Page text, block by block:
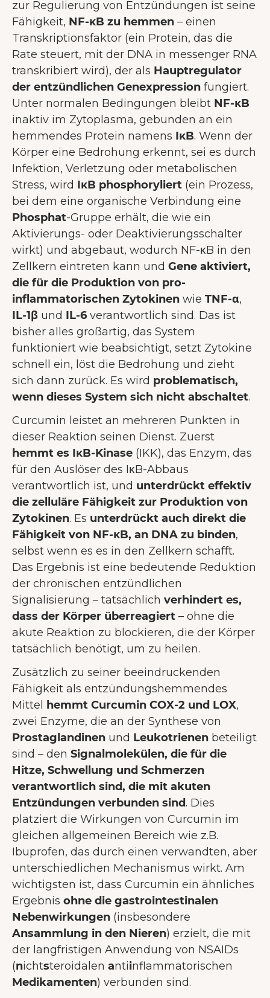
zur Regulierung von Entzündungen ist seine
Fähigkeit, NF-κB zu hemmen – einen
Transkriptionsfaktor (ein Protein, das die
Rate steuert, mit der DNA in messenger RNA
transkribiert wird), der als Hauptregulator
der entzündlichen Genexpression fungiert.
Unter normalen Bedingungen bleibt NF-κB
inaktiv im Zytoplasma, gebunden an ein
hemmendes Protein namens IκB. Wenn der
Körper eine Bedrohung erkennt, sei es durch
Infektion, Verletzung oder metabolischen
Stress, wird IκB phosphoryliert (ein Prozess,
bei dem eine organische Verbindung eine
Phosphat-Gruppe erhält, die wie ein
Aktivierungs- oder Deaktivierungsschalter
wirkt) und abgebaut, wodurch NF-κB in den
Zellkern eintreten kann und Gene aktiviert,
die für die Produktion von pro-
inflammatorischen Zytokinen wie TNF-α,
IL-1β und IL-6 verantwortlich sind. Das ist
bisher alles großartig, das System
funktioniert wie beabsichtigt, setzt Zytokine
schnell ein, löst die Bedrohung und zieht
sich dann zurück. Es wird problematisch,
wenn dieses System sich nicht abschaltet.
Curcumin leistet an mehreren Punkten in
dieser Reaktion seinen Dienst. Zuerst
hemmt es IκB-Kinase (IKK), das Enzym, das
für den Auslöser des IκB-Abbaus
verantwortlich ist, und unterdrückt effektiv
die zelluläre Fähigkeit zur Produktion von
Zytokinen. Es unterdrückt auch direkt die
Fähigkeit von NF-κB, an DNA zu binden,
selbst wenn es es in den Zellkern schafft.
Das Ergebnis ist eine bedeutende Reduktion
der chronischen entzündlichen
Signalisierung – tatsächlich verhindert es,
dass der Körper überreagiert – ohne die
akute Reaktion zu blockieren, die der Körper
tatsächlich benötigt, um zu heilen.
Zusätzlich zu seiner beeindruckenden
Fähigkeit als entzündungshemmendes
Mittel hemmt Curcumin COX-2 und LOX,
zwei Enzyme, die an der Synthese von
Prostaglandinen und Leukotrienen beteiligt
sind – den Signalmolekülen, die für die
Hitze, Schwellung und Schmerzen
verantwortlich sind, die mit akuten
Entzündungen verbunden sind. Dies
platziert die Wirkungen von Curcumin im
gleichen allgemeinen Bereich wie z.B.
Ibuprofen, das durch einen verwandten, aber
unterschiedlichen Mechanismus wirkt. Am
wichtigsten ist, dass Curcumin ein ähnliches
Ergebnis ohne die gastrointestinalen
Nebenwirkungen (insbesondere
Ansammlung in den Nieren) erzielt, die mit
der langfristigen Anwendung von NSAIDs
(nichtsteroidalen antiinflammatorischen
Medikamenten) verbunden sind.
Nutzererlebnis zu bieten.Mehr über
Cookies
Alle akzeptieren
Nur notwendige Cookies
akzeptieren
Präferenzen